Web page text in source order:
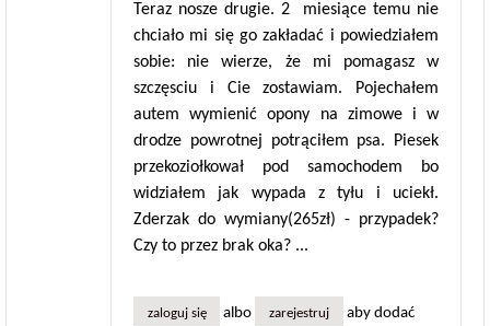
Teraz nosze drugie. 2 miesiące temu nie
chciało mi się go zakładać i powiedziałem
sobie: nie wierze, że mi pomagasz w
szczęsciu i Cie zostawiam. Pojechałem
autem wymienić opony na zimowe i w
drodze powrotnej potrąciłem psa. Piesek
przekoziołkował pod samochodem bo
widziałem jak wypada z tyłu i uciekł.
Zderzak do wymiany(265zł) - przypadek?
Czy to przez brak oka? ...
zaloguj się albo zarejestruj
aby dodać